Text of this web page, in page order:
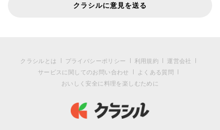
クラシルに意見を送る
クラシルとは プライバシーポリシー 利用規約
運営会社
サービスに関してのお問い合わせ
よくある質問
おいしく安全に料理を楽しむために